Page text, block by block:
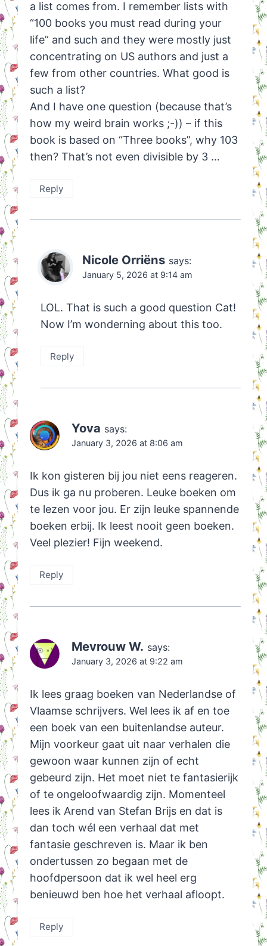
a list comes from. I remember lists with
“100 books you must read during your
life” and such and they were mostly just
concentrating on US authors and just a
few from other countries. What good is
such a list?
And I have one question (because that’s
how my weird brain works ;-)) – if this
book is based on “Three books”, why 103
then? That’s not even divisible by 3 …
Reply
Nicole Orriëns says:
January 5, 2026 at 9:14 am
LOL. That is such a good question Cat!
Now I’m wonderning about this too.
Reply
Yova says:
January 3, 2026 at 8:06 am
Ik kon gisteren bij jou niet eens reageren.
Dus ik ga nu proberen. Leuke boeken om
te lezen voor jou. Er zijn leuke spannende
boeken erbij. Ik leest nooit geen boeken.
Veel plezier! Fijn weekend.
Reply
Mevrouw W. says:
January 3, 2026 at 9:22 am
Ik lees graag boeken van Nederlandse of
Vlaamse schrijvers. Wel lees ik af en toe
een boek van een buitenlandse auteur.
Mijn voorkeur gaat uit naar verhalen die
gewoon waar kunnen zijn of echt
gebeurd zijn. Het moet niet te fantasierijk
of te ongeloofwaardig zijn. Momenteel
lees ik Arend van Stefan Brijs en dat is
dan toch wél een verhaal dat met
fantasie geschreven is. Maar ik ben
ondertussen zo begaan met de
hoofdpersoon dat ik wel heel erg
benieuwd ben hoe het verhaal afloopt.
Reply